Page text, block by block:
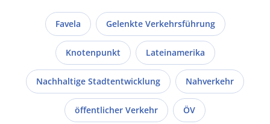
Favela Gelenkte Verkehrsführung
Knotenpunkt Lateinamerika
Nachhaltige Stadtentwicklung Nahverkehr
öffentlicher Verkehr ÖV